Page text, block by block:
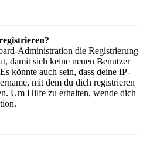
Administration die Registrierung
damit sich keine neuen Benutzer
könnte auch sein, dass deine IP-
mit dem du dich registrieren
Um Hilfe zu erhalten, wende dich